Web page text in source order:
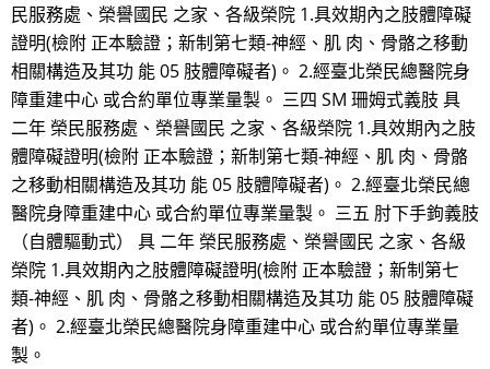
民服務處、榮譽國民 之家、各級榮院 1.具效期內之肢體障礙
證明(檢附 正本驗證；新制第七類-神經、肌 肉、骨骼之移動
相關構造及其功 能 05 肢體障礙者)。 2.經臺北榮民總醫院身
障重建中心 或合約單位專業量製。 三四 SM 珊姆式義肢 具
二年 榮民服務處、榮譽國民 之家、各級榮院 1.具效期內之肢
體障礙證明(檢附 正本驗證；新制第七類-神經、肌 肉、骨骼
之移動相關構造及其功 能 05 肢體障礙者)。 2.經臺北榮民總
醫院身障重建中心 或合約單位專業量製。 三五 肘下手鉤義肢
（自體驅動式） 具 二年 榮民服務處、榮譽國民 之家、各級
榮院 1.具效期內之肢體障礙證明(檢附 正本驗證；新制第七
類-神經、肌 肉、骨骼之移動相關構造及其功 能 05 肢體障礙
者)。 2.經臺北榮民總醫院身障重建中心 或合約單位專業量
製。